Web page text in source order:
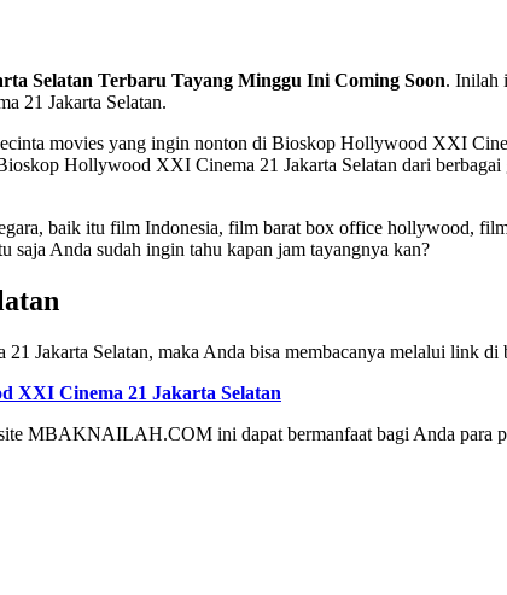
Selatan Terbaru Tayang Minggu Ini Coming Soon. Inilah
21 Jakarta Selatan.
movies yang ingin nonton di Bioskop Hollywood XXI
Hollywood XXI Cinema 21 Jakarta Selatan dari
baik itu film Indonesia, film barat box office hollywood,
Anda sudah ingin tahu kapan jam tayangnya kan?
Jakarta Selatan, maka Anda bisa membacanya melalui link di
XXI Cinema 21 Jakarta Selatan
MBAKNAILAH.COM ini dapat bermanfaat bagi Anda para